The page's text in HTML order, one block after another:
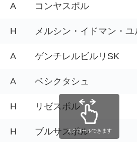
A コンヤスポル
H メルシン・イドマン・ユ
A ゲンチレルビルリSK
A ベシクタシュ
H リゼスポル
H ブルサスポルスクロールできます